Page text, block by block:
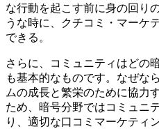
な行動を起こす前に身の回り
うな時に、クチコミ・マーケ
できる。
さらに、コミュニティはどの
も基本的なものです。なぜな
ムの成長と繁栄のために協力
ため、暗号分野ではコミュニ
り、適切な口コミマーケティ